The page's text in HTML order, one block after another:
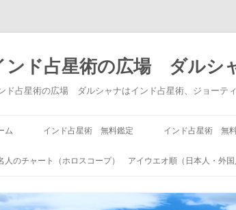
ンド占星術の広場 ダルシ
ド占星術の広場 ダルシャナはインド占星術、ジョーテ
ム インド占星術 無料鑑定 インド占星術 無
人のチャート（ホロスコープ） アイウエオ順（日本人・外国